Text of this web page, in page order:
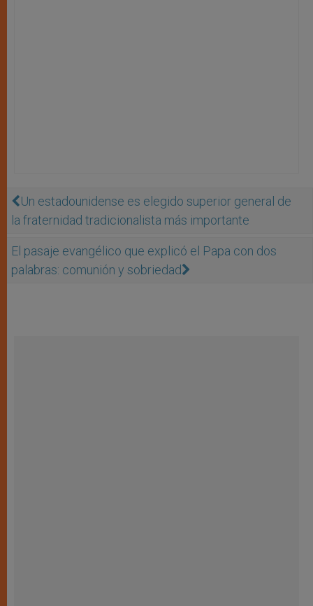
Un estadounidense es elegido superior general de
la fraternidad tradicionalista más importante
El pasaje evangélico que explicó el Papa con dos
palabras: comunión y sobriedad